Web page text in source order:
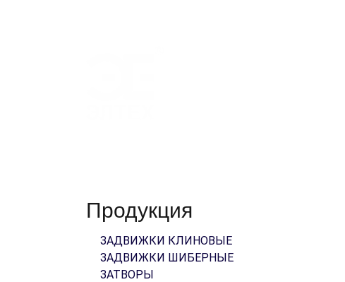
Продукция
ЗАДВИЖКИ КЛИНОВЫЕ
ЗАДВИЖКИ ШИБЕРНЫЕ
ЗАТВОРЫ